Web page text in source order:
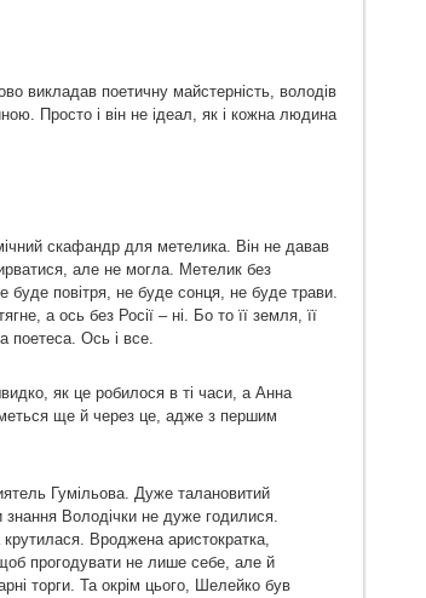
викладав поетичну майстерність, володів
Просто і він не ідеал, як і кожна людина
скафандр для метелика. Він не давав
але не могла. Метелик без
повітря, не буде сонця, не буде трави.
а ось без Росії – ні. Бо то її земля, її
поетеса. Ось і все.
як це робилося в ті часи, а Анна
ще й через це, адже з першим
Гумільова. Дуже талановитий
Володічки не дуже годилися.
крутилася. Вроджена аристократка,
прогодувати не лише себе, але й
торги. Та окрім цього, Шелейко був